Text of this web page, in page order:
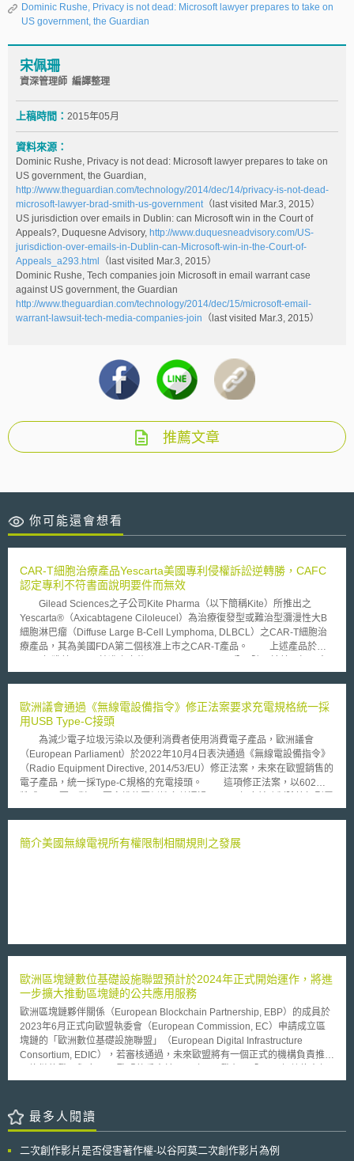
Dominic Rushe, Privacy is not dead: Microsoft lawyer prepares to take on
US government, the Guardian
宋佩珊
資深管理師 編譯整理
上稿時間： 2015年05月
資料來源：
Dominic Rushe, Privacy is not dead: Microsoft lawyer prepares to take on
US government, the Guardian,
http://www.theguardian.com/technology/2014/dec/14/privacy-is-not-dead-
microsoft-lawyer-brad-smith-us-government（last visited Mar.3, 2015）
US jurisdiction over emails in Dublin: can Microsoft win in the Court of
Appeals?, Duquesne Advisory, http://www.duquesneadvisory.com/US-
jurisdiction-over-emails-in-Dublin-can-Microsoft-win-in-the-Court-of-
Appeals_a293.html
（last visited Mar.3, 2015）
Dominic Rushe, Tech companies join Microsoft in email warrant case
against US government, the Guardian
http://www.theguardian.com/technology/2014/dec/15/microsoft-email-
warrant-lawsuit-tech-media-companies-join （last visited Mar.3, 2015）
推薦文章
你可能還會想看
CAR-T細胞治療產品Yescarta美國專利侵權訴訟逆轉勝，CAFC
認定專利不符書面說明要件而無效
Gilead Sciences之子公司Kite Pharma（以下簡稱Kite）所推出之
Yescarta®（Axicabtagene Ciloleucel）為治療復發型或難治型瀰漫性大B
細胞淋巴瘤（Diffuse Large B-Cell Lymphoma, DLBCL）之CAR-T細胞治
療產品，其為美國FDA第二個核准上市之CAR-T產品。 上述產品於
區聯邦地院起訴Kite，主張Yescarta侵害Juno therapeutics之美國
chimeric T cell receptors）」（以下簡稱190專利），2019年陪審團認定
Kite成立專利侵權，裁定損害賠償額為7.78億美元；於2020年法院進一步認
超過11億美元。 本案上訴後，美國聯邦巡迴上訴法院（US Court of
Appeals for the Federal Circuit, 以下簡稱 CAFC）於2021年8月26日推翻
原審判決，認定190專利不符書面說明（Written Description）要件而無
效。CAFC認為190專利請求項所請求之單鏈可變區片段抗體（single-chain
實施例，但未能說明此二物種如何、或是否能夠代表其所請求的整個上位之
何種scFv將結合至何種標的之方法與指導，但190專利卻請求可與任何標的
結合之scFv，因此，190專利之揭露內容未能證明發明人擁有結合至各種選
定標的之所有可能scFvs，無法滿足書面說明要件之要求。 醫藥專利以
上位請求項（genus claim）尋求保護時，可能因說明書記載內容不容易滿
足書面說明與可據以實施（Enablement）要件而受到挑戰。除本案外，美
國近期亦有數件醫藥專利因不符書面說明要件與可據以實施要件而被宣告無
效，如Amgen Inc. v. Sanofi（Fed. Cir. 2021）、Idenix Pharmaceuticals
LLC v. Gilead Sciences Inc.（Fed. Cir. 2019）、Enzo v. Roche（Fed. Cir.
2019），未來醫藥專利以上位請求項尋求保護是否會變得更加困難，值得
歐洲議會通過《無線電設備指令》修正法案要求充電規格統一採
用USB Type-C接頭
為減少電子垃圾污染以及便利消費者使用消費電子產品，歐洲議會
（European Parliament）於2022年10月4日表決通過《無線電設備指令》
（Radio Equipment Directive, 2014/53/EU）修正法案，未來在歐盟銷售的
電子產品，統一採Type-C規格的充電接頭。 這項修正法案，以602票
腦以外，所有在歐盟境內銷售的消費電子產品一律需配備USB Type-C規格
例如手機、平板、相機、耳機、掌上遊戲機、電子閱讀器、鍵盤、滑鼠、便
性的選擇，同時兼顧環境保護與經濟發展。我國目前相關法制規範確有所不
足，應及早因應現今實務需求引介外國法制加以移植修正，以符實際。
簡介美國無線電視所有權限制相關規則之發展
歐洲區塊鏈數位基礎設施聯盟預計於2024年正式開始運作，將進
一步擴大推動區塊鏈的公共應用服務
歐洲區塊鏈夥伴關係（European Blockchain Partnership, EBP）的成員於
2023年6月正式向歐盟執委會（European Commission, EC）申請成立區
塊鏈的「歐洲數位基礎設施聯盟」（European Digital Infrastructure
Consortium, EDIC），若審核通過，未來歐盟將有一個正式的機構負責推動
政策計畫」（Digital Decade Policy Programme 2030, DDPP），為促進
委會提出跨（多）國專案（Multi-Country Projects, MCPs）的概念，期待
整合歐盟、各成員國、私部門的資源，以實現單一成員國無法獨立部署的數
盟」（European Research Infrastructure Consortium, ERIC），提出了
最多人閱讀
二次創作影片是否侵害著作權-以谷阿莫二次創作影片為例